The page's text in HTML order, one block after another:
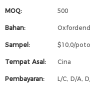
MOQ: 500
Bahan:
Sampel: $10,0/
Tempat Asal: Cina
Pembayaran: L/C, D/A,